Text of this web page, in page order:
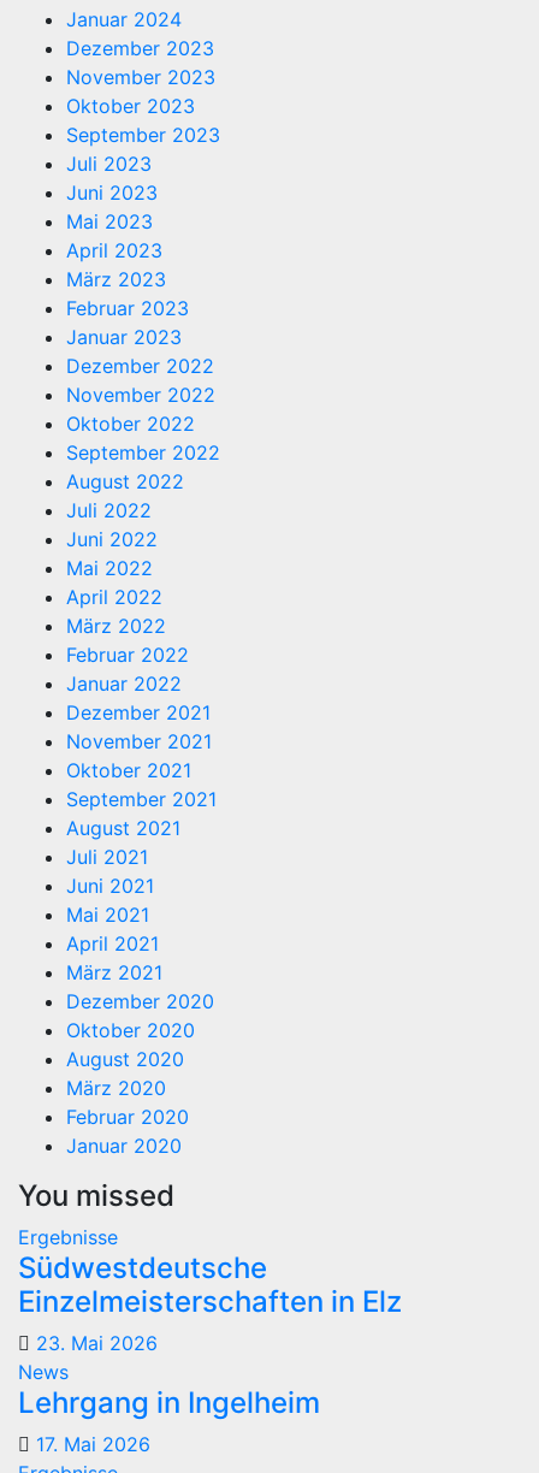
Januar 2024
Dezember 2023
November 2023
Oktober 2023
September 2023
Juli 2023
Juni 2023
Mai 2023
April 2023
März 2023
Februar 2023
Januar 2023
Dezember 2022
November 2022
Oktober 2022
September 2022
August 2022
Juli 2022
Juni 2022
Mai 2022
April 2022
März 2022
Februar 2022
Januar 2022
Dezember 2021
November 2021
Oktober 2021
September 2021
August 2021
Juli 2021
Juni 2021
Mai 2021
April 2021
März 2021
Dezember 2020
Oktober 2020
August 2020
März 2020
Februar 2020
Januar 2020
You missed
Ergebnisse
Südwestdeutsche
Einzelmeisterschaften in Elz
23. Mai 2026
News
Lehrgang in Ingelheim
17. Mai 2026